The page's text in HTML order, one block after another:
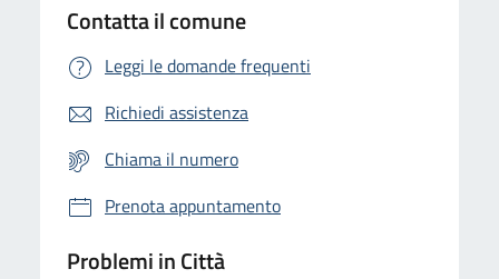
Contatta il comune
Leggi le domande frequenti
Richiedi assistenza
Chiama il numero
Prenota appuntamento
Problemi in Città